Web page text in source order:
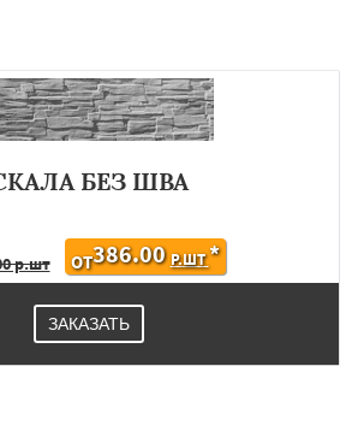
БЕЗ ШВА
р.шт ОТ386.00 Р.ШТ*
ЗАКАЗАТЬ